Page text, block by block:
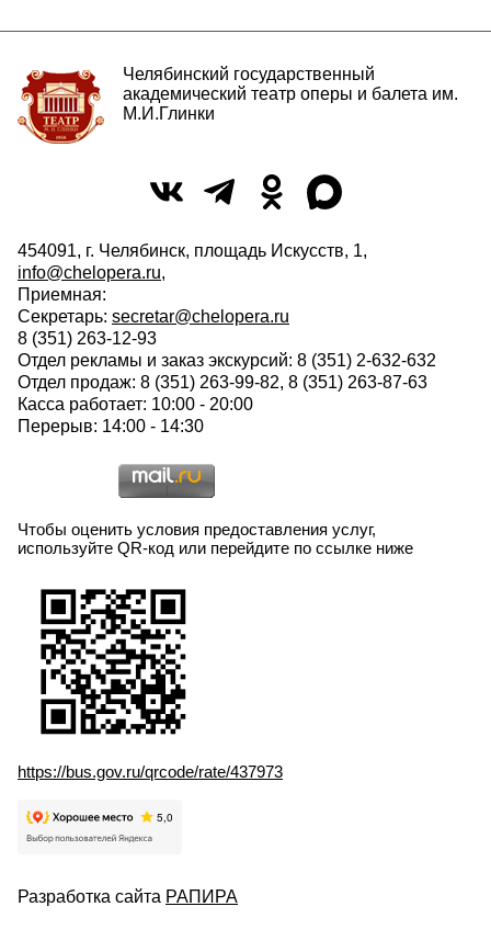
Челябинский государственный
академический театр оперы и балета им.
М.И.Глинки
454091, г. Челябинск, площадь Искусств, 1,
info@chelopera.ru,
Приемная:
Секретарь: secretar@chelopera.ru
8 (351) 263-12-93
Отдел рекламы и заказ экскурсий: 8 (351) 2-632-632
Отдел продаж: 8 (351) 263-99-82, 8 (351) 263-87-63
Касса работает: 10:00 - 20:00
Перерыв: 14:00 - 14:30
Чтобы оценить условия предоставления услуг,
используйте QR-код или перейдите по ссылке ниже
https://bus.gov.ru/qrcode/rate/437973
Разработка сайта РАПИРА